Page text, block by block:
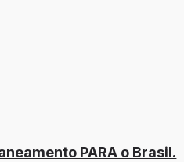
PARA o Brasil.